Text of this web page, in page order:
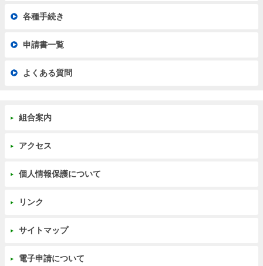
各種手続き
申請書一覧
よくある質問
組合案内
アクセス
個人情報保護について
リンク
サイトマップ
電子申請について